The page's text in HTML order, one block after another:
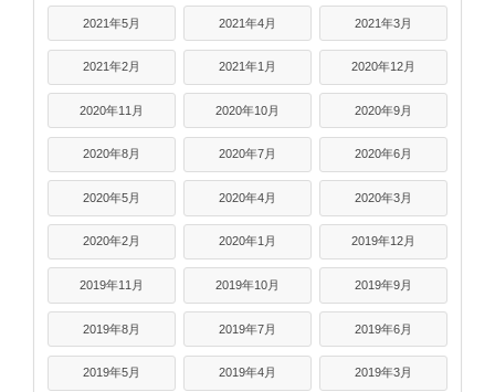
2021年5月 2021年4月 2021年3月
2021年2月 2021年1月 2020年12月
2020年11月 2020年10月 2020年9月
2020年8月 2020年7月 2020年6月
2020年5月 2020年4月 2020年3月
2020年2月 2020年1月 2019年12月
2019年11月 2019年10月 2019年9月
2019年8月 2019年7月 2019年6月
2019年5月 2019年4月 2019年3月